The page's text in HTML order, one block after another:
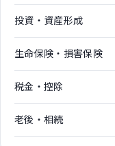
投資・資産形成
生命保険・損害保険
税金・控除
老後・相続